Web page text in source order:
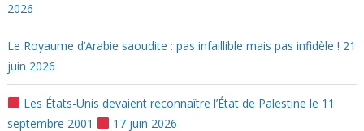
2026
Le Royaume d’Arabie saoudite : pas infaillible mais pas infidèle ! 21
juin 2026
Les États-Unis devaient reconnaître l’État de Palestine le 11
septembre 2001
17 juin 2026